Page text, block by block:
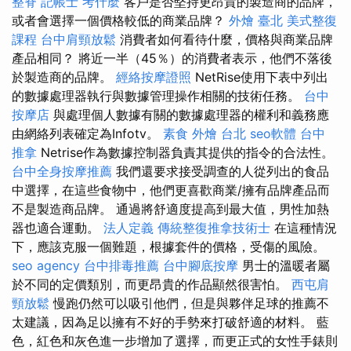
或者會選擇一個價格較低的商業品牌？ 外燴 臺北 美式整復
課程 台中肩頸放鬆 消費者如何看待什麼，價格與商業品牌
產品相同？ 將近一半（45％）的消費者表示，他們不落後
於製造商的品牌。 經絡按摩證照 NetRise使用下表中列出
的數據處理器執行與數據管理操作相關的技術任務。 台中
按摩店 與處理個人數據有關的數據處理器的權利和義務應
由網絡列表確定為Infotv。 素食 外燴 台北 seo軟體 台中
推拿 Netrise作為數據控制器負責其提供的指令的合法性。
台中全身按摩推薦 我們還要求接受調查的人從列出的食品
中選擇，在這些食物中，他們更喜歡商業/擁有品牌產品而
不是製造商品牌。 通過將舒適度提高到最大值，男性加熱
器也適合運動。 法人定義 傳統整復推拿技術士 在這種情況
下，應該克服一個難題，根據套件的價格，受傷的風險。
seo agency 台中排毒推薦 台中腳底按摩 男士的溫暖者屬
於不同的定價類別，而更昂貴的作品顯然很害怕。 西屯肩
頸放鬆 慢跑仍然可以吸引他們，但是與夥伴足球的推薦不
太建議，因為足以擁有不好的手勢來打破舒適的材料。 藍
色，紅色和灰色進一步增加了選擇，而更正式的女性手錶則